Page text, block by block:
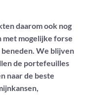
daarom ook nog
mogelijke forse
beneden. We blijven
de portefeuilles
naar de beste